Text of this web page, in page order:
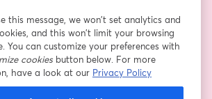
this message, we won’t set analytics and
and this won’t limit your browsing
You can customize your preferences with
cookiesbutton below. For more
have a look at our Privacy Policy